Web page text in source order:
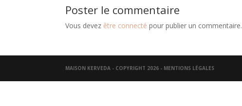
Poster le commentaire
Vous devez être connecté pour publier un commentaire.
MAISON KERVEDA - COPYRIGHT 2026 - MENTIONS LÉGALES